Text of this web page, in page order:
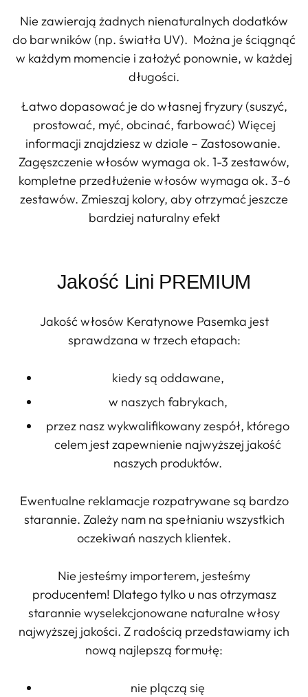
Nie zawierają żadnych nienaturalnych dodatków
do barwników (np. światła UV). Można je ściągnąć
w każdym momencie i założyć ponownie, w każdej
długości.
Łatwo dopasować je do własnej fryzury (suszyć,
prostować, myć, obcinać, farbować) Więcej
informacji znajdziesz w dziale – Zastosowanie.
Zagęszczenie włosów wymaga ok. 1-3 zestawów,
kompletne przedłużenie włosów wymaga ok. 3-6
zestawów. Zmieszaj kolory, aby otrzymać jeszcze
bardziej naturalny efekt
Jakość Lini PREMIUM
Jakość włosów Keratynowe Pasemka jest
sprawdzana w trzech etapach:
kiedy są oddawane,
w naszych fabrykach,
przez nasz wykwalifikowany zespół, którego
celem jest zapewnienie najwyższej jakość
naszych produktów.
Ewentualne reklamacje rozpatrywane są bardzo
starannie. Zależy nam na spełnianiu wszystkich
oczekiwań naszych klientek.
Nie jesteśmy importerem, jesteśmy
producentem! Dlatego tylko u nas otrzymasz
starannie wyselekcjonowane naturalne włosy
najwyższej jakości. Z radością przedstawiamy ich
nową najlepszą formułę:
nie plączą się